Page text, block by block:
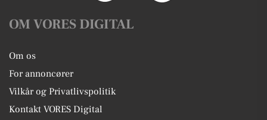
OM VORES DIGITAL
Om os
For annoncører
Vilkår og Privatlivspolitik
Kontakt VORES Digital